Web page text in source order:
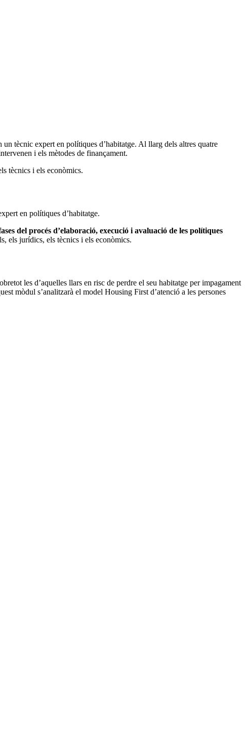
tècnic expert en polítiques d’habitatge. Al llarg dels altres quatre
i els mètodes de finançament.
tècnics i els econòmics.
en polítiques d’habitatge.
del procés d’elaboració, execució i avaluació de les polítiques
els jurídics, els tècnics i els econòmics.
les d’aquelles llars en risc de perdre el seu habitatge per impagament
mòdul s’analitzarà el model Housing First d’atenció a les persones